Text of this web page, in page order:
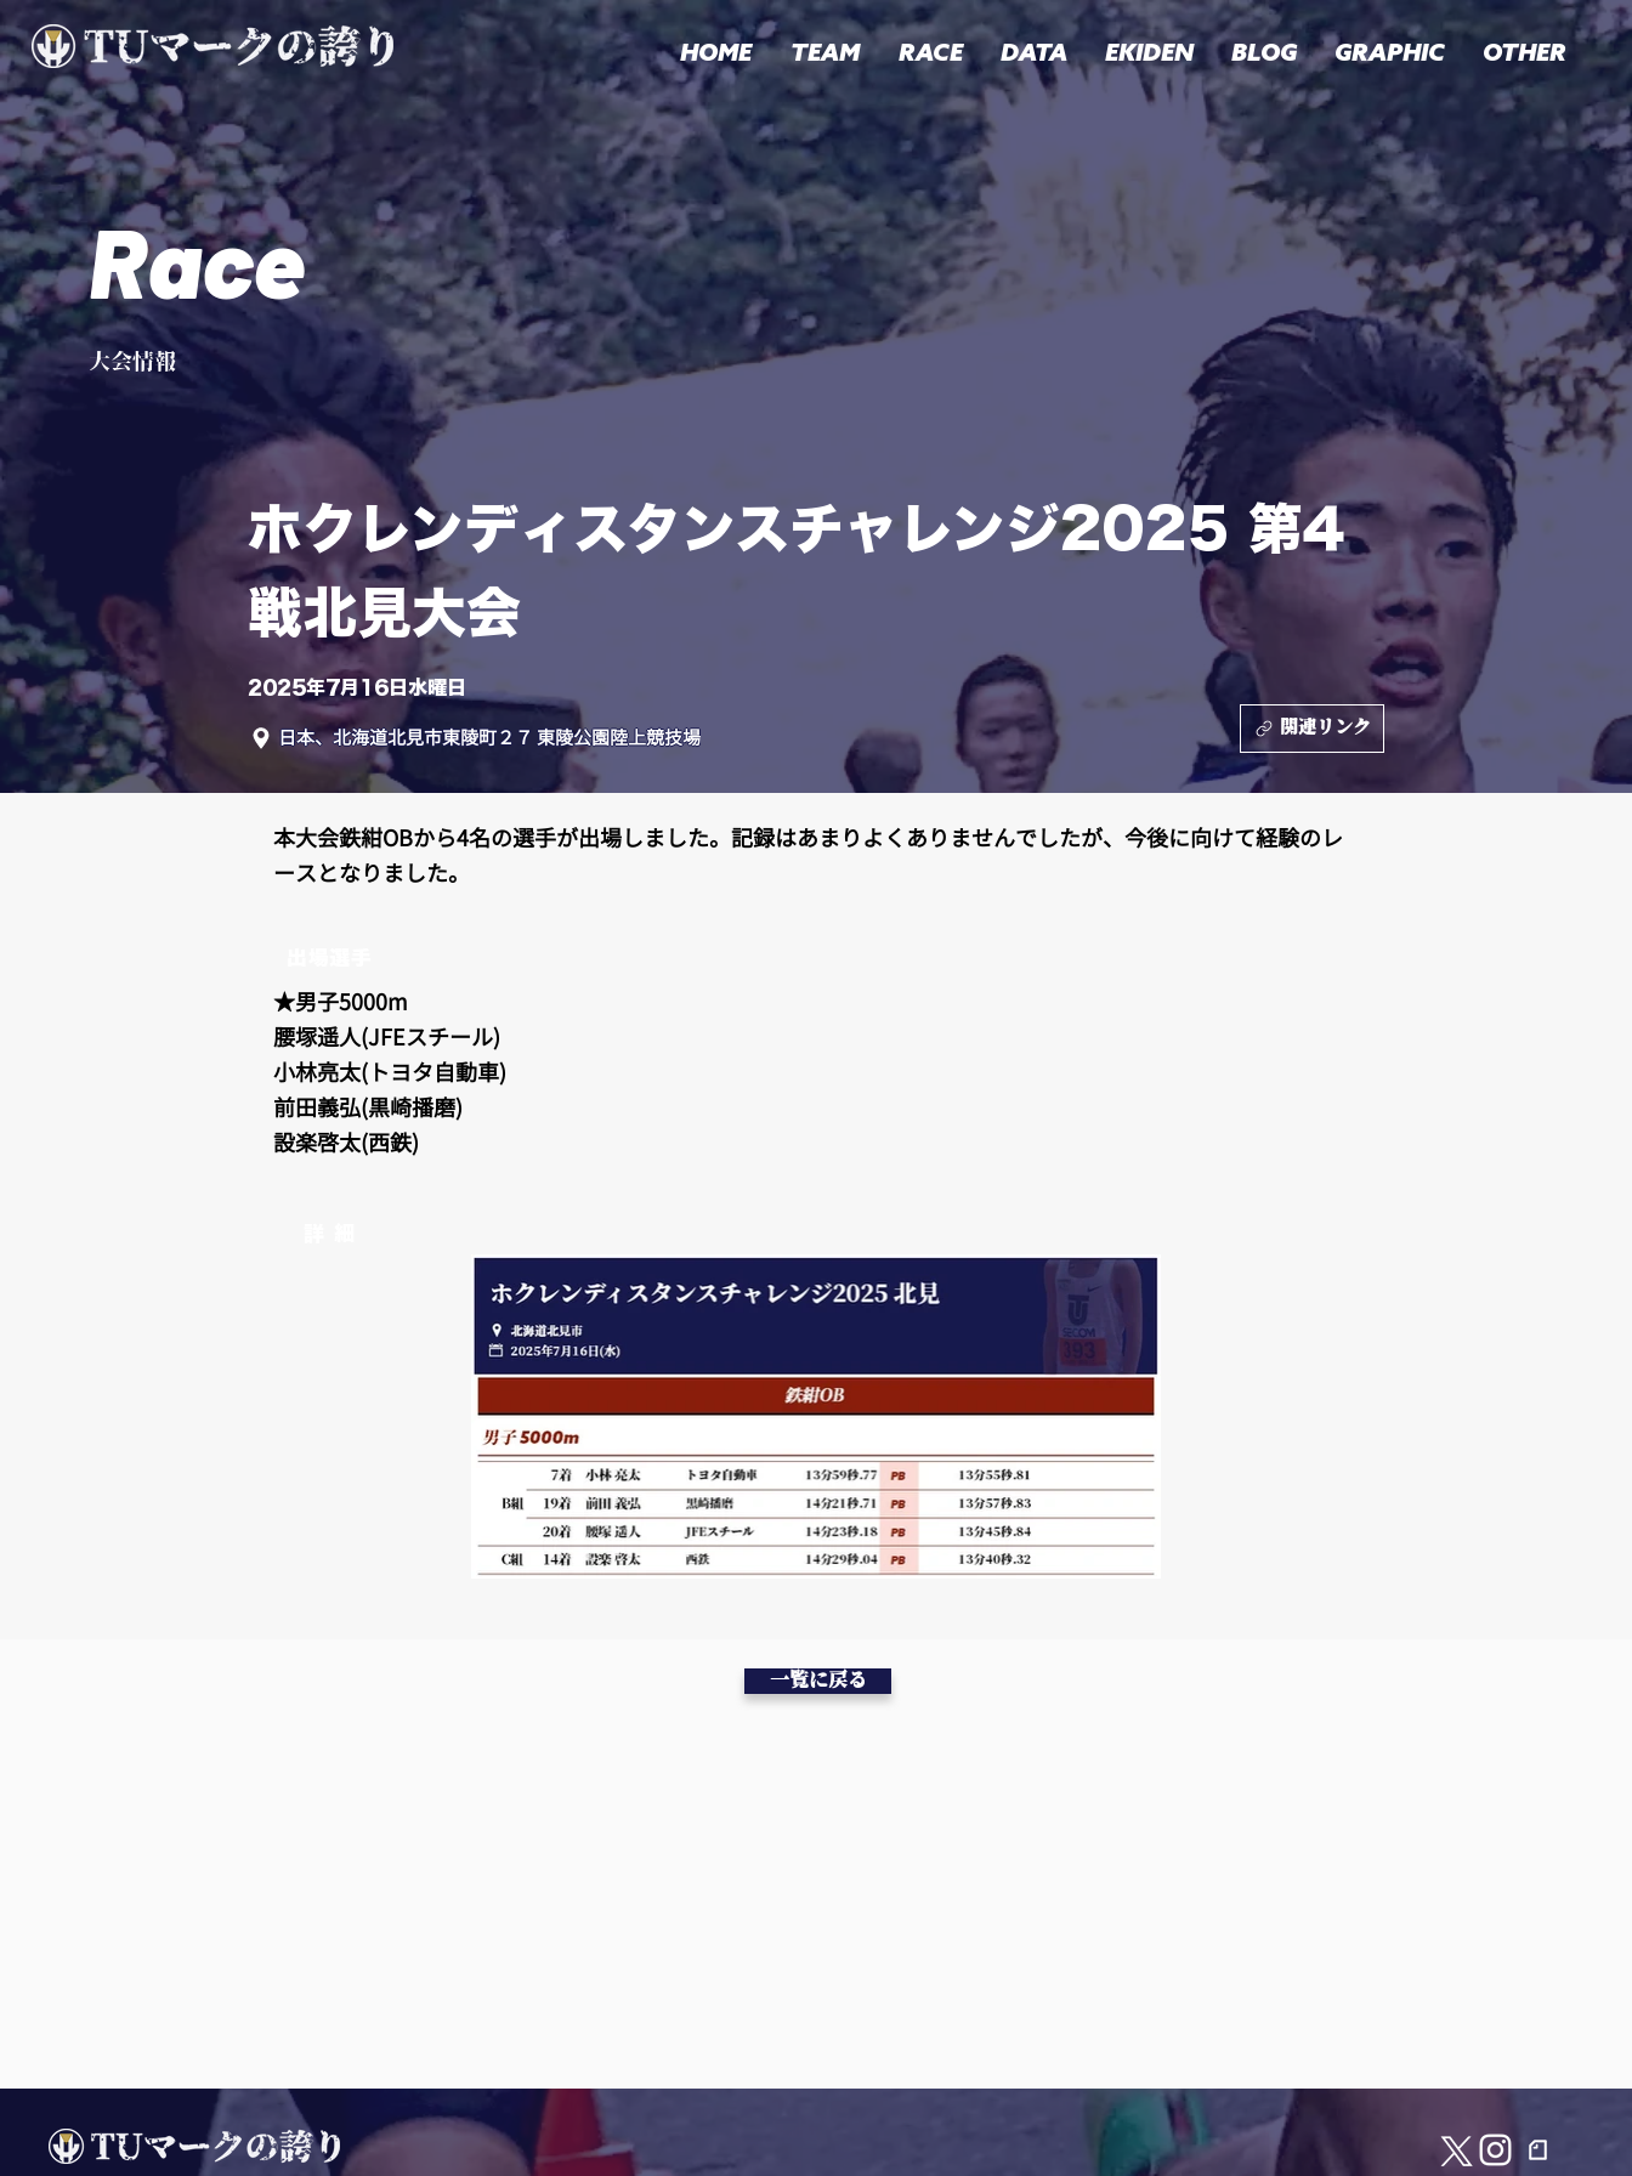
HOME TEAM RACE DATA EKIDEN BLOG GRAPHIC OTHER
Race
大会情報
ホクレンディスタンスチャレンジ2025 第4
戦北見大会
2025年7月16日水曜日
日本、北海道北見市東陵町２７ 東陵公園陸上競技場 関連リンク
本大会鉄紺OBから4名の選手が出場しました。記録はあまりよくありませんでしたが、今後に向けて経験のレ
ースとなりました。
★男子5000m
腰塚遥人(JFEスチール)
小林亮太(トヨタ自動車)
前田義弘(黒崎播磨)
設楽啓太(西鉄)
一覧に戻る